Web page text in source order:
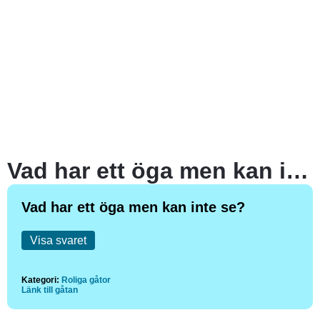
Vad har ett öga men kan inte se?
Vad har ett öga men kan inte se?
Visa svaret
Kategori: Roliga gåtor
Länk till gåtan